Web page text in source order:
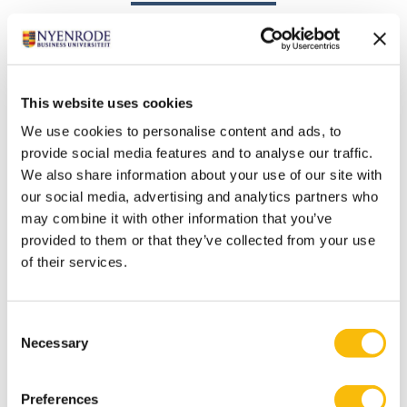
This website uses cookies
We use cookies to personalise content and ads, to
provide social media features and to analyse our traffic.
We also share information about your use of our site with
our social media, advertising and analytics partners who
may combine it with other information that you’ve
provided to them or that they’ve collected from your use
of their services.
Selection
Necessary
Preferences
Wat zijn de toelatingseisen?
Minimaal vijf jaar strategische ervaring als manager,
bestuurder, ondernemer of in een andere invloedrijke
rol.
Minimaal een afgeronde bachelor (hbo/wo) of
aantoonbaar hbo werk- en denkniveau.
Meld je aan
Enthousiast over de module Business Value of Data
and Technology en wil je je alvast inschrijven? Meld je